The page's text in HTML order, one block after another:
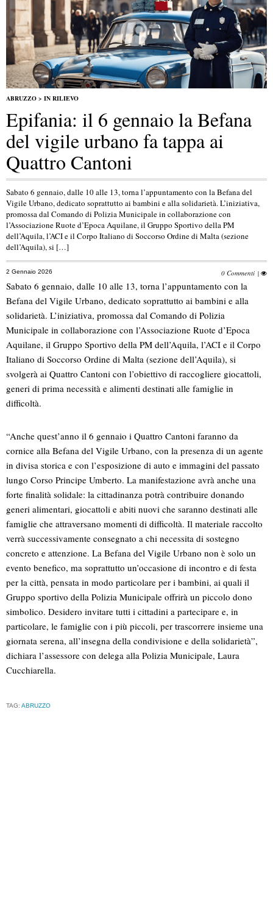
ABRUZZO > IN RILIEVO
Epifania: il 6 gennaio la Befana
del vigile urbano fa tappa ai
Quattro Cantoni
Sabato 6 gennaio, dalle 10 alle 13, torna l’appuntamento con la Befana del
Vigile Urbano, dedicato soprattutto ai bambini e alla solidarietà. L’iniziativa,
promossa dal Comando di Polizia Municipale in collaborazione con
l’Associazione Ruote d’Epoca Aquilane, il Gruppo Sportivo della PM
dell’Aquila, l’ACI e il Corpo Italiano di Soccorso Ordine di Malta (sezione
dell’Aquila), si […]
2 Gennaio 2026 0 Commenti |
Sabato 6 gennaio, dalle 10 alle 13, torna l’appuntamento con la
Befana del Vigile Urbano, dedicato soprattutto ai bambini e alla
solidarietà. L’iniziativa, promossa dal Comando di Polizia
Municipale in collaborazione con l’Associazione Ruote d’Epoca
Aquilane, il Gruppo Sportivo della PM dell’Aquila, l’ACI e il Corpo
Italiano di Soccorso Ordine di Malta (sezione dell’Aquila), si
svolgerà ai Quattro Cantoni con l’obiettivo di raccogliere giocattoli,
generi di prima necessità e alimenti destinati alle famiglie in
difficoltà.
“Anche quest’anno il 6 gennaio i Quattro Cantoni faranno da
cornice alla Befana del Vigile Urbano, con la presenza di un agente
in divisa storica e con l’esposizione di auto e immagini del passato
lungo Corso Principe Umberto. La manifestazione avrà anche una
forte finalità solidale: la cittadinanza potrà contribuire donando
generi alimentari, giocattoli e abiti nuovi che saranno destinati alle
famiglie che attraversano momenti di difficoltà. Il materiale raccolto
verrà successivamente consegnato a chi necessita di sostegno
concreto e attenzione. La Befana del Vigile Urbano non è solo un
evento benefico, ma soprattutto un’occasione di incontro e di festa
per la città, pensata in modo particolare per i bambini, ai quali il
Gruppo sportivo della Polizia Municipale offrirà un piccolo dono
simbolico. Desidero invitare tutti i cittadini a partecipare e, in
particolare, le famiglie con i più piccoli, per trascorrere insieme una
giornata serena, all’insegna della condivisione e della solidarietà”,
dichiara l’assessore con delega alla Polizia Municipale, Laura
Cucchiarella.
TAG: ABRUZZO